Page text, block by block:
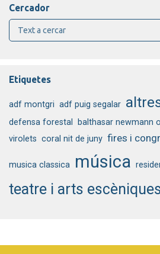
Cercador
Etiquetes
adf montgri adf puig segalar
defensa forestal
balthasar newmann
virolets coral nit de juny fires i
musica classica música
teatre i arts